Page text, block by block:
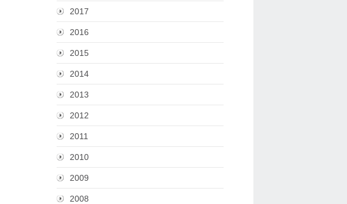
2017
2016
2015
2014
2013
2012
2011
2010
2009
2008